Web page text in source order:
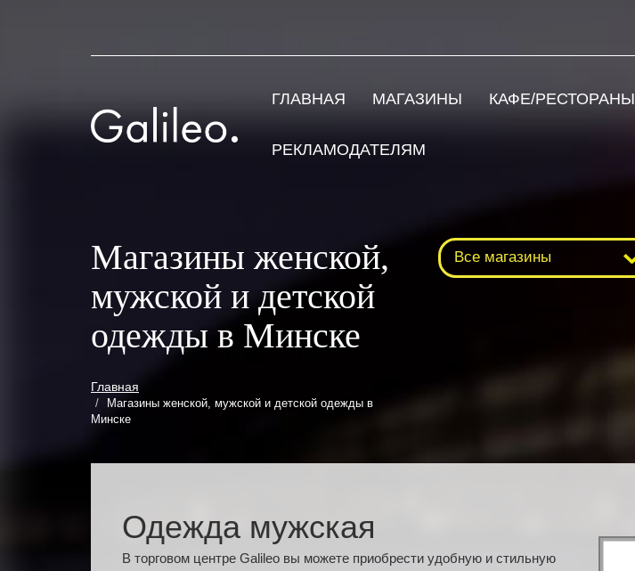
ГЛАВНАЯ МАГАЗИНЫ КАФЕ/РЕСТОРАНЫ
РЕКЛАМОДАТЕЛЯМ
Магазины женской,
мужской и детской
одежды в Минске
Главная
Магазины женской, мужской и детской одежды в
Минске
Все магазины
Одежда мужская
В торговом центре Galileo вы можете приобрести удобную и стильную